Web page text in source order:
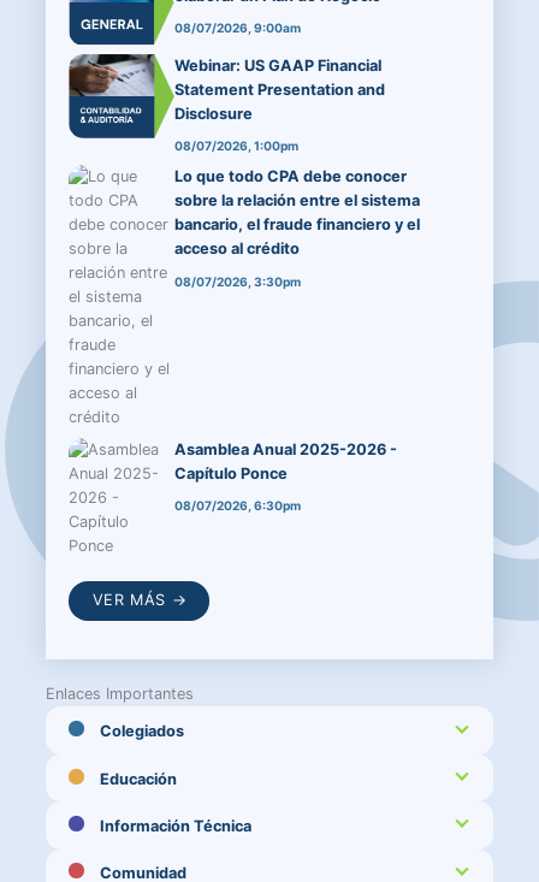
08/07/2026, 9:00am
Webinar: US GAAP Financial
Statement Presentation and
Disclosure
08/07/2026, 1:00pm
Lo que todo CPA debe conocer
sobre la relación entre el sistema
bancario, el fraude financiero y el
acceso al crédito
08/07/2026, 3:30pm
Asamblea Anual 2025-2026 -
Capítulo Ponce
08/07/2026, 6:30pm
VER MÁS →
Enlaces Importantes
Colegiados
Educación
Información Técnica
Comunidad